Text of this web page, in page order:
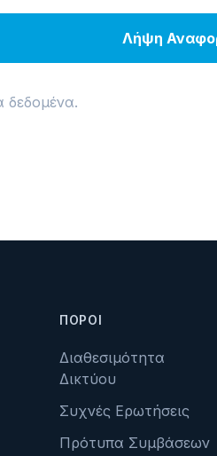
Λήψη
δεδομένα.
ΠΌΡΟΙ
Διαθεσιμότητα
Δικτύου
Συχνές Ερωτήσεις
Πρότυπα Συμβάσεων